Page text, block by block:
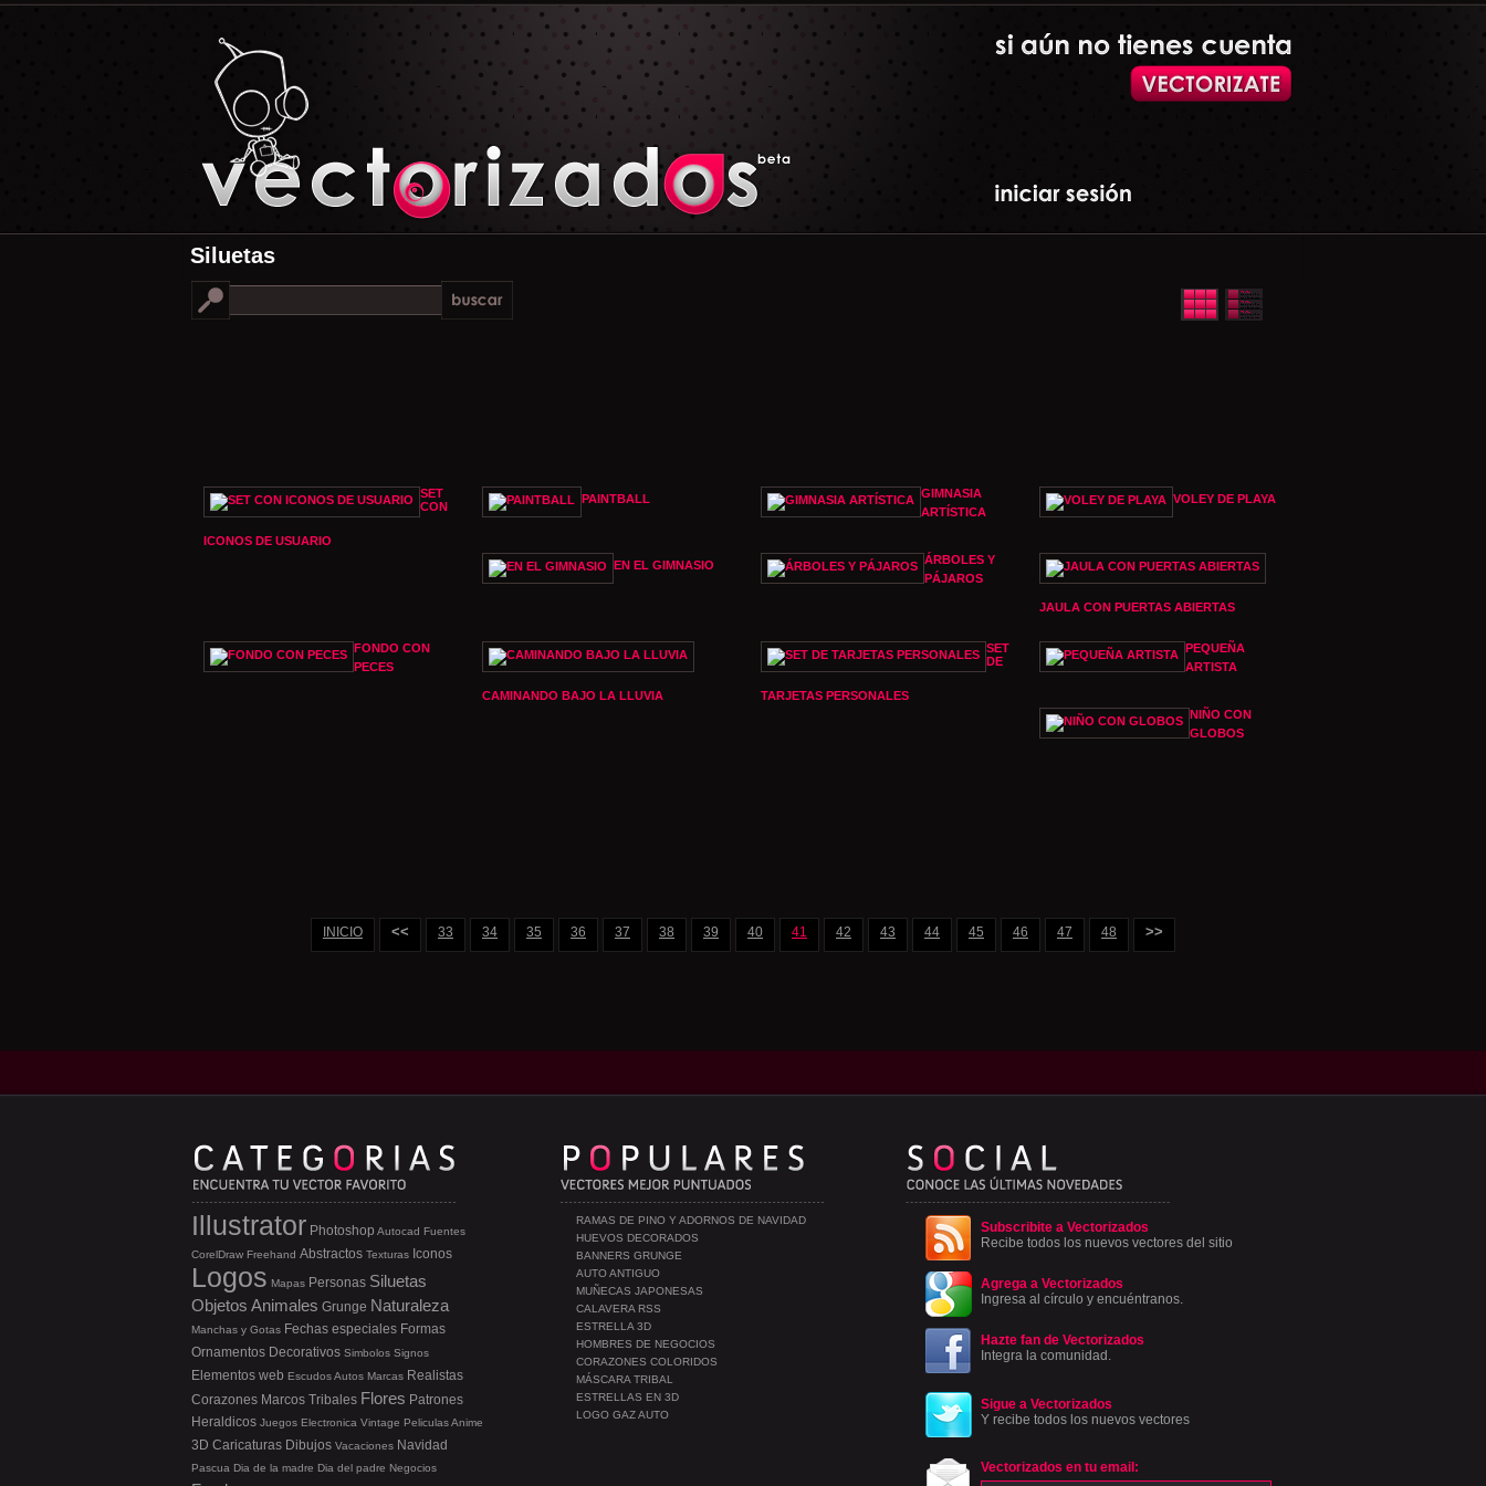
Siluetas
SET
CON
ICONOS DE USUARIO
PAINTBALL
GIMNASIA
ARTÍSTICA
VOLEY DE PLAYA
EN EL GIMNASIO
ÁRBOLES Y
PÁJAROS
JAULA CON PUERTAS ABIERTAS
FONDO CON
PECES
CAMINANDO BAJO LA LLUVIA
SET
DE
TARJETAS PERSONALES
PEQUEÑA
ARTISTA
NIÑO CON
GLOBOS
INICIO << 33 34 35 36 37 38 39 40 41 42 43 44 45 46 47 48 >>
Subscribite a Vectorizados
Recibe todos los nuevos vectores del sitio
Agrega a Vectorizados
Ingresa al círculo y encuéntranos.
Hazte fan de Vectorizados
Integra la comunidad.
Sigue a Vectorizados
Y recibe todos los nuevos vectores
Vectorizados en tu email:
RAMAS DE PINO Y ADORNOS DE NAVIDAD
HUEVOS DECORADOS
BANNERS GRUNGE
AUTO ANTIGUO
MUÑECAS JAPONESAS
CALAVERA RSS
ESTRELLA 3D
HOMBRES DE NEGOCIOS
CORAZONES COLORIDOS
MÁSCARA TRIBAL
ESTRELLAS EN 3D
LOGO GAZ AUTO
Illustrator Photoshop Autocad Fuentes
CorelDraw Freehand Abstractos Texturas Iconos
Logos Mapas Personas Siluetas
Objetos Animales Grunge Naturaleza
Manchas y Gotas Fechas especiales Formas
Ornamentos Decorativos Simbolos Signos
Elementos web EscudosAutos Marcas Realistas
Corazones Marcos Tribales Flores Patrones
Heraldicos Juegos Electronica Vintage PeliculasAnime
3D Caricaturas Dibujos Vacaciones Navidad
Pascua Dia de la madre Dia del padre Negocios